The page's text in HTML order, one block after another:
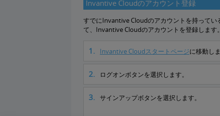
Invantive Cloudのアカウント登録
すでにInvantive Cloudのアカウントを持ってい
て、Invantive Cloudのアカウントを登録します。
Invantive Cloudスタートページに移動しま
ログオンボタンを選択します。
サインアップボタンを選択します。